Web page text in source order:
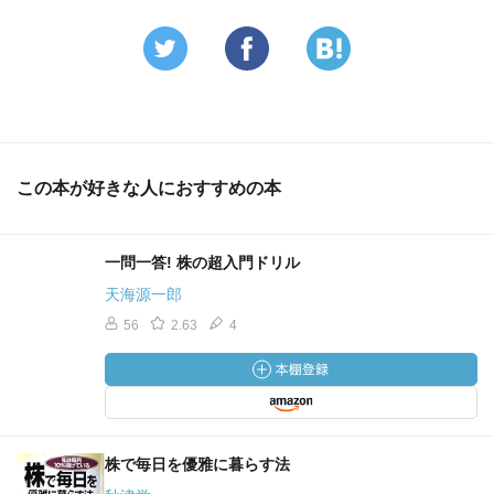
この本が好きな人におすすめの本
一問一答! 株の超入門ドリル
天海源一郎
56 2.63 4
株で毎日を優雅に暮らす法